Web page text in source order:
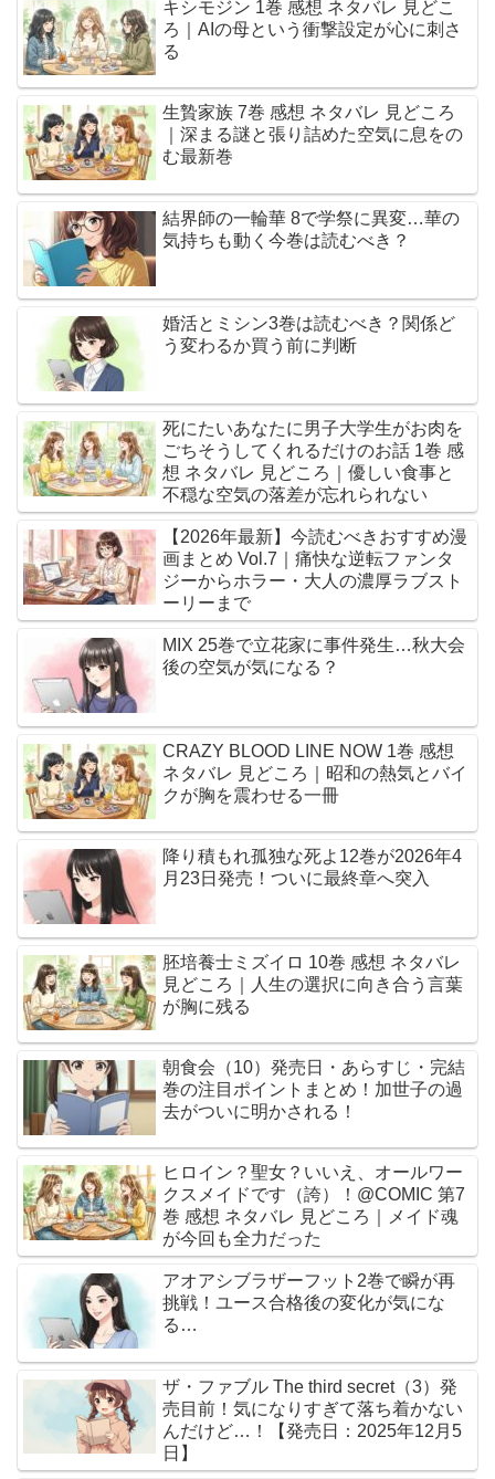
キシモジン 1巻 感想 ネタバレ 見どこ
ろ｜AIの母という衝撃設定が心に刺さ
る
生贄家族 7巻 感想 ネタバレ 見どころ
｜深まる謎と張り詰めた空気に息をの
む最新巻
結界師の一輪華 8で学祭に異変…華の
気持ちも動く今巻は読むべき？
婚活とミシン3巻は読むべき？関係ど
う変わるか買う前に判断
死にたいあなたに男子大学生がお肉を
ごちそうしてくれるだけのお話 1巻 感
想 ネタバレ 見どころ｜優しい食事と
不穏な空気の落差が忘れられない
【2026年最新】今読むべきおすすめ漫
画まとめ Vol.7｜痛快な逆転ファンタ
ジーからホラー・大人の濃厚ラブスト
ーリーまで
MIX 25巻で立花家に事件発生…秋大会
後の空気が気になる？
CRAZY BLOOD LINE NOW 1巻 感想
ネタバレ 見どころ｜昭和の熱気とバイ
クが胸を震わせる一冊
降り積もれ孤独な死よ12巻が2026年4
月23日発売！ついに最終章へ突入
胚培養士ミズイロ 10巻 感想 ネタバレ
見どころ｜人生の選択に向き合う言葉
が胸に残る
朝食会（10）発売日・あらすじ・完結
巻の注目ポイントまとめ！加世子の過
去がついに明かされる！
ヒロイン？聖女？いいえ、オールワー
クスメイドです（誇）！@COMIC 第7
巻 感想 ネタバレ 見どころ｜メイド魂
が今回も全力だった
アオアシブラザーフット2巻で瞬が再
挑戦！ユース合格後の変化が気にな
る…
ザ・ファブル The third secret（3）発
売目前！気になりすぎて落ち着かない
んだけど…！【発売日：2025年12月5
日】